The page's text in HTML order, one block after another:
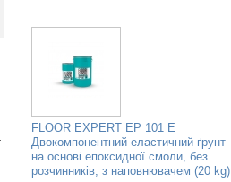
FLOOR EXPERT EP 101 E
Двокомпонентний еластичний ґрунт
на основі епоксидної смоли, без
розчинників, з наповнювачем (20 kg)